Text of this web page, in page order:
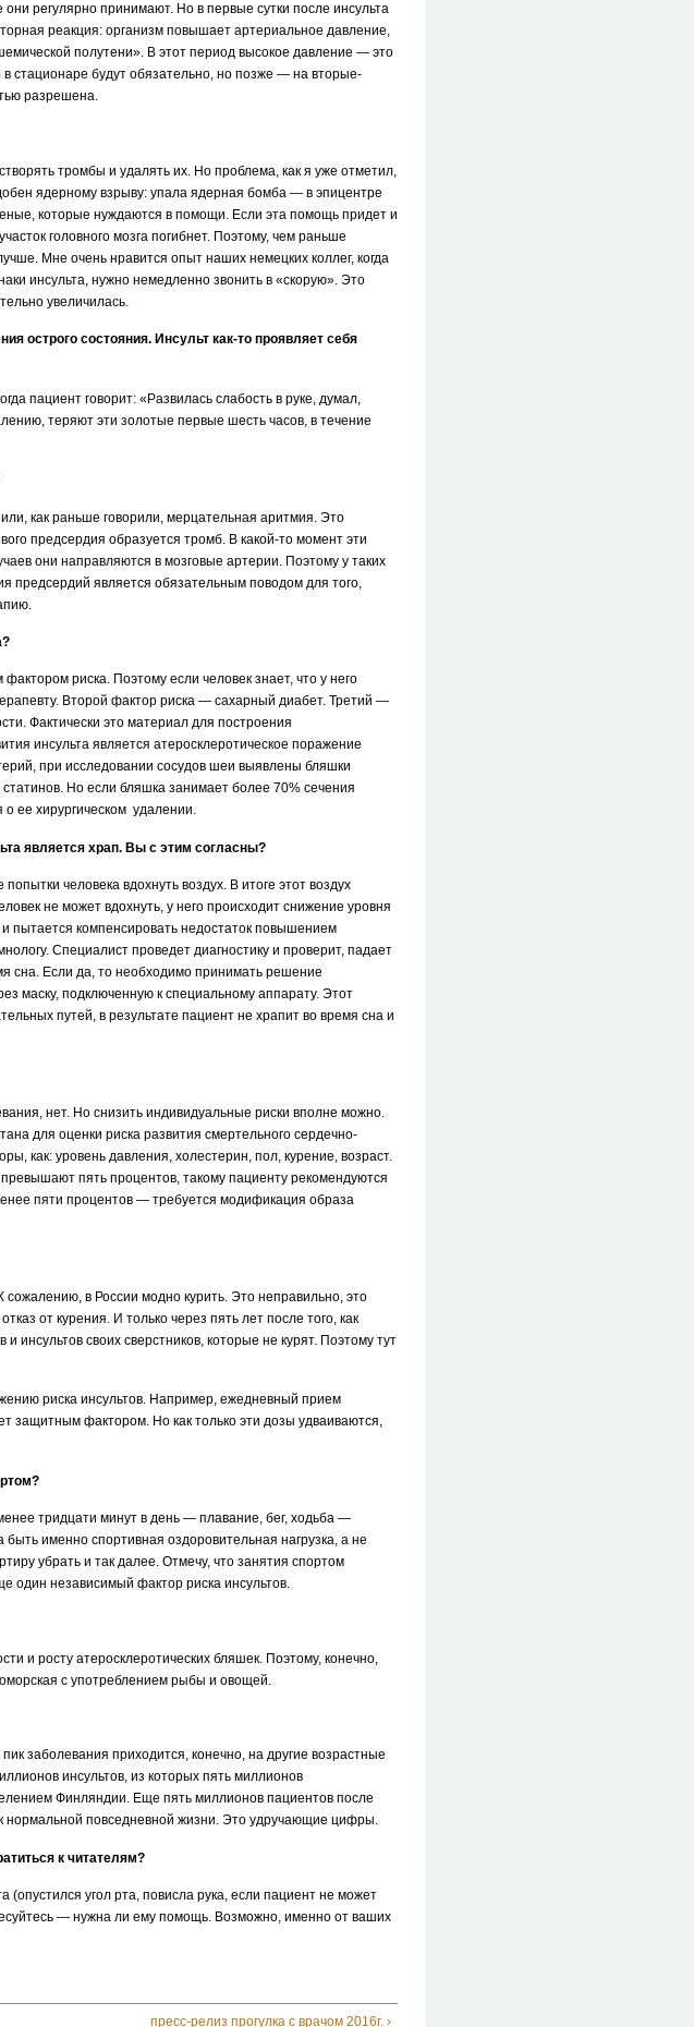
регулярно принимают. Но в первые сутки после инсульта
реакция: организм повышает артериальное давление,
полутени». В этот период высокое давление — это
в стационаре будут обязательно, но позже — на вторые-
разрешена.
тромбы и удалять их. Но проблема, как я уже отметил,
ядерному взрыву: упала ядерная бомба — в эпицентре
которые нуждаются в помощи. Если эта помощь придет и
головного мозга погибнет. Поэтому, чем раньше
Мне очень нравится опыт наших немецких коллег, когда
инсульта, нужно немедленно звонить в «скорую». Это
увеличилась.
острого состояния. Инсульт как-то проявляет себя
пациент говорит: «Развилась слабость в руке, думал,
теряют эти золотые первые шесть часов, в течение
как раньше говорили, мерцательная аритмия. Это
предсердия образуется тромб. В какой-то момент эти
они направляются в мозговые артерии. Поэтому у таких
предсердий является обязательным поводом для того,
риска. Поэтому если человек знает, что у него
Второй фактор риска — сахарный диабет. Третий —
Фактически это материал для построения
инсульта является атеросклеротическое поражение
при исследовании сосудов шеи выявлены бляшки
Но если бляшка занимает более 70% сечения
ее хирургическом удалении.
является храп. Вы с этим согласны?
человека вдохнуть воздух. В итоге этот воздух
не может вдохнуть, у него происходит снижение уровня
пытается компенсировать недостаток повышением
Специалист проведет диагностику и проверит, падает
сна. Если да, то необходимо принимать решение
маску, подключенную к специальному аппарату. Этот
путей, в результате пациент не храпит во время сна и
нет. Но снизить индивидуальные риски вполне можно.
для оценки риска развития смертельного сердечно-
как: уровень давления, холестерин, пол, курение, возраст.
пять процентов, такому пациенту рекомендуются
пяти процентов — требуется модификация образа
в России модно курить. Это неправильно, это
от курения. И только через пять лет после того, как
инсультов своих сверстников, которые не курят. Поэтому тут
риска инсультов. Например, ежедневный прием
защитным фактором. Но как только эти дозы удваиваются,
тридцати минут в день — плавание, бег, ходьба —
именно спортивная оздоровительная нагрузка, а не
убрать и так далее. Отмечу, что занятия спортом
один независимый фактор риска инсультов.
и росту атеросклеротических бляшек. Поэтому, конечно,
с употреблением рыбы и овощей.
заболевания приходится, конечно, на другие возрастные
инсультов, из которых пять миллионов
Финляндии. Еще пять миллионов пациентов после
нормальной повседневной жизни. Это удручающие цифры.
к читателям?
(опустился угол рта, повисла рука, если пациент не может
— нужна ли ему помощь. Возможно, именно от ваших
пресс-релиз прогулка с врачом 2016г. ›